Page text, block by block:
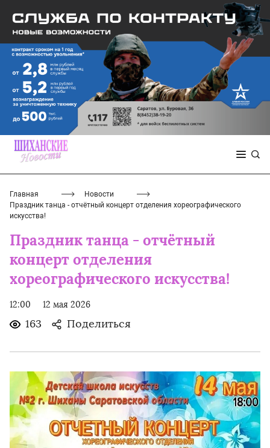
Главная
Новости
Праздник танца - отчётный концерт отделения хореографического
искусства!
Праздник танца - отчётный
концерт отделения
хореографического искусства!
12:00 12 мая 2026
163 Поделиться